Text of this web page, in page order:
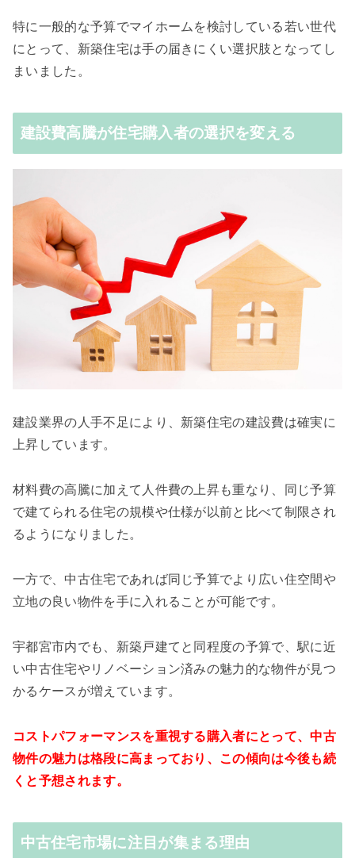
特に一般的な予算でマイホームを検討している若い世代
にとって、新築住宅は手の届きにくい選択肢となってし
まいました。
建設費高騰が住宅購入者の選択を変える
建設業界の人手不足により、新築住宅の建設費は確実に
上昇しています。
材料費の高騰に加えて人件費の上昇も重なり、同じ予算
で建てられる住宅の規模や仕様が以前と比べて制限され
るようになりました。
一方で、中古住宅であれば同じ予算でより広い住空間や
立地の良い物件を手に入れることが可能です。
宇都宮市内でも、新築戸建てと同程度の予算で、駅に近
い中古住宅やリノベーション済みの魅力的な物件が見つ
かるケースが増えています。
コストパフォーマンスを重視する購入者にとって、中古
物件の魅力は格段に高まっており、この傾向は今後も続
くと予想されます。
中古住宅市場に注目が集まる理由